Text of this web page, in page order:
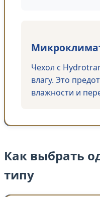
Чехол с
влагу. Это
влажности и
Как выбрать
типу